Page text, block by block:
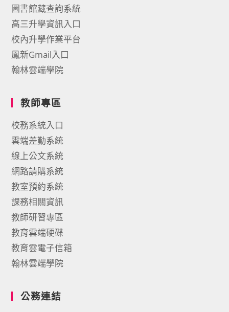
圖書館藏查詢系統
高三升學資訊入口
校內升學作業平台
鳳新Gmail入口
翰林雲端學院
教師專區
校務系統入口
雲端差勤系統
線上公文系統
網路請購系統
教室預約系統
課務相關資訊
教師研習專區
教育雲端硬碟
教育雲電子信箱
翰林雲端學院
公務連結